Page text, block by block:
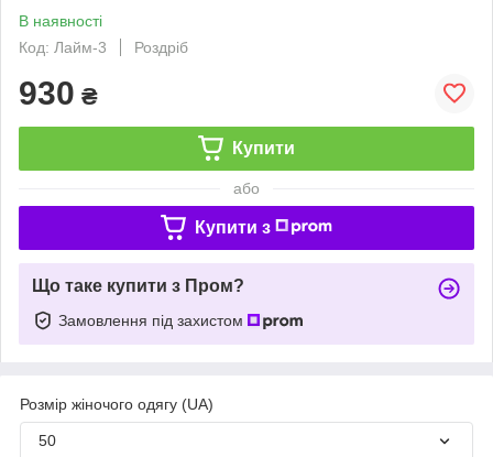
В наявності
Код: Лайм-3
Роздріб
930 ₴
Купити
або
Купити з
Що таке купити з Пром?
Замовлення під захистом
Розмір жіночого одягу (UA)
50